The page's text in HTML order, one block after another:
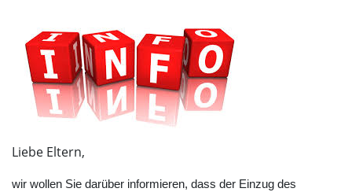
Liebe Eltern,
wir wollen Sie darüber informieren, dass der Einzug des